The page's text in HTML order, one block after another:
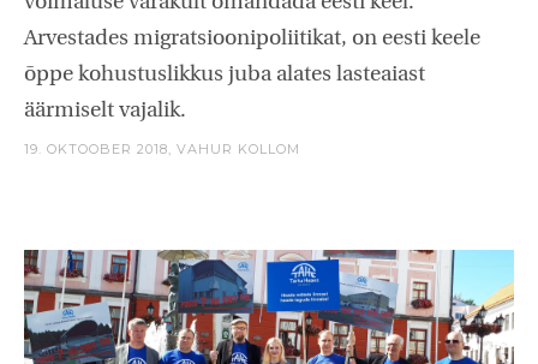
Arvestades migratsioonipoliitikat, on eesti keele
õppe kohustuslikkus juba alates lasteaiast
äärmiselt vajalik.
19. OKTOOBER 2018, VAHUR KOLLOM